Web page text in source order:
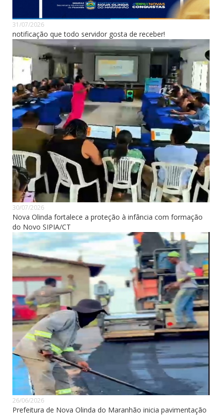
31/07/2026
notificação que todo servidor gosta de receber!
30/07/2026
Nova Olinda fortalece a proteção à infância com formação
do Novo SIPIA/CT
26/06/2026
Prefeitura de Nova Olinda do Maranhão inicia pavimentação